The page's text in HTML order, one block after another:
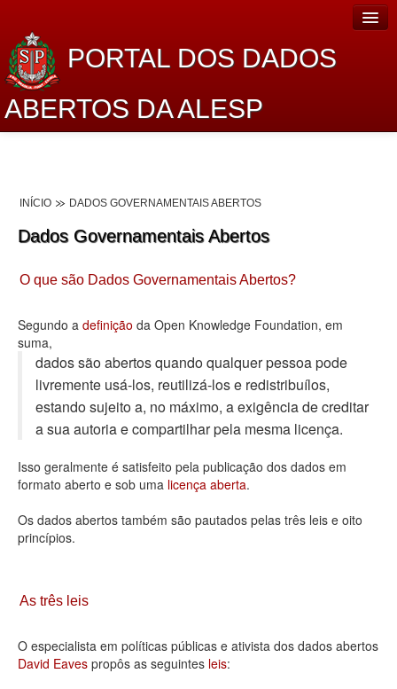
PORTAL DOS DADOS
ABERTOS DA ALESP
Lei de Acesso à Informação
Dados Governamentais Abertos
Planejamento
Catálogo de dados
Processo Legislativo
Deputados Estaduais
Administração
Legislação
Agenda
Contato
INÍCIO DADOS GOVERNAMENTAIS ABERTOS
Dados Governamentais Abertos
O que são Dados Governamentais Abertos?
Segundo a definição da Open Knowledge Foundation, em
suma,
dados são abertos quando qualquer pessoa pode
livremente usá-los, reutilizá-los e redistribuí­los,
estando sujeito a, no máximo, a exigência de creditar
a sua autoria e compartilhar pela mesma licença.
Isso geralmente é satisfeito pela publicação dos dados em
formato aberto e sob uma licença aberta.
Os dados abertos também são pautados pelas três leis e oito
princípios.
As três leis
O especialista em políticas públicas e ativista dos dados abertos
David Eaves propôs as seguintes leis: